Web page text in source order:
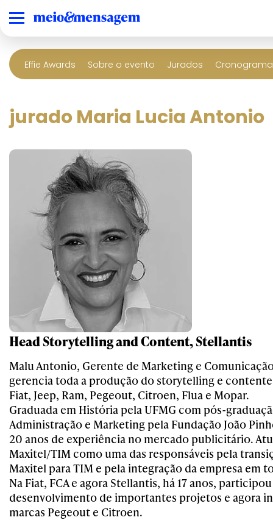
Effie Awards Sobre o evento Jurados
jurado Maria Lucia Antonio
Head Storytelling and Content, Stellantis
Malu Antonio, Gerente de Marketing e
gerencia toda a produção do storytelling e contente
Fiat, Jeep, Ram, Pegeout, Citroen, Flua e Mopar.
Graduada em História pela UFMG com pós-
Administração e Marketing pela Fundação João
20 anos de experiência no mercado publicitário.
Maxitel/TIM como uma das responsáveis pela
Maxitel para TIM e pela integração da empresa em
Na Fiat, FCA e agora Stellantis, há 17 anos,
desenvolvimento de importantes projetos e agora
marcas Pegeout e Citroen.